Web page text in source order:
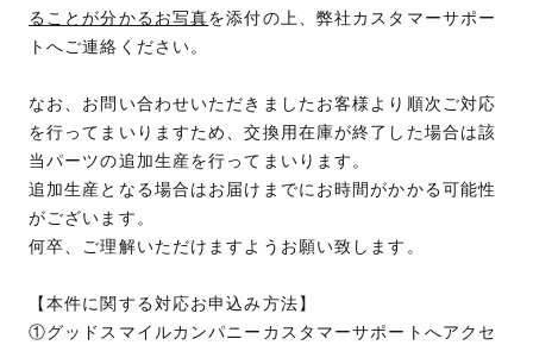
ることが分かるお写真を添付の上、弊社カスタマーサポー
トへご連絡ください。
なお、お問い合わせいただきましたお客様より順次ご対応
を行ってまいりますため、交換用在庫が終了した場合は該
当パーツの追加生産を行ってまいります。
追加生産となる場合はお届けまでにお時間がかかる可能性
がございます。
何卒、ご理解いただけますようお願い致します。
【本件に関する対応お申込み方法】
①グッドスマイルカンパニーカスタマーサポートへアクセ